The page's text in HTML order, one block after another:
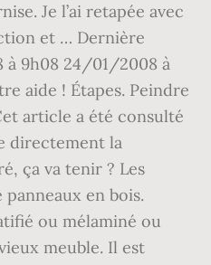
Je l’ai retapée avec
et … Dernière
à 9h08 24/01/2008 à
aide ! Étapes. Peindre
article a été consulté
directement la
ça va tenir ? Les
en bois.
ou mélaminé ou
meuble. Il est